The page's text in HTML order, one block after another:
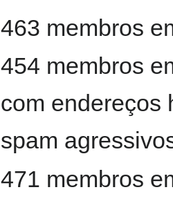
463 membros
454 membros
com endereços
spam
471 membros